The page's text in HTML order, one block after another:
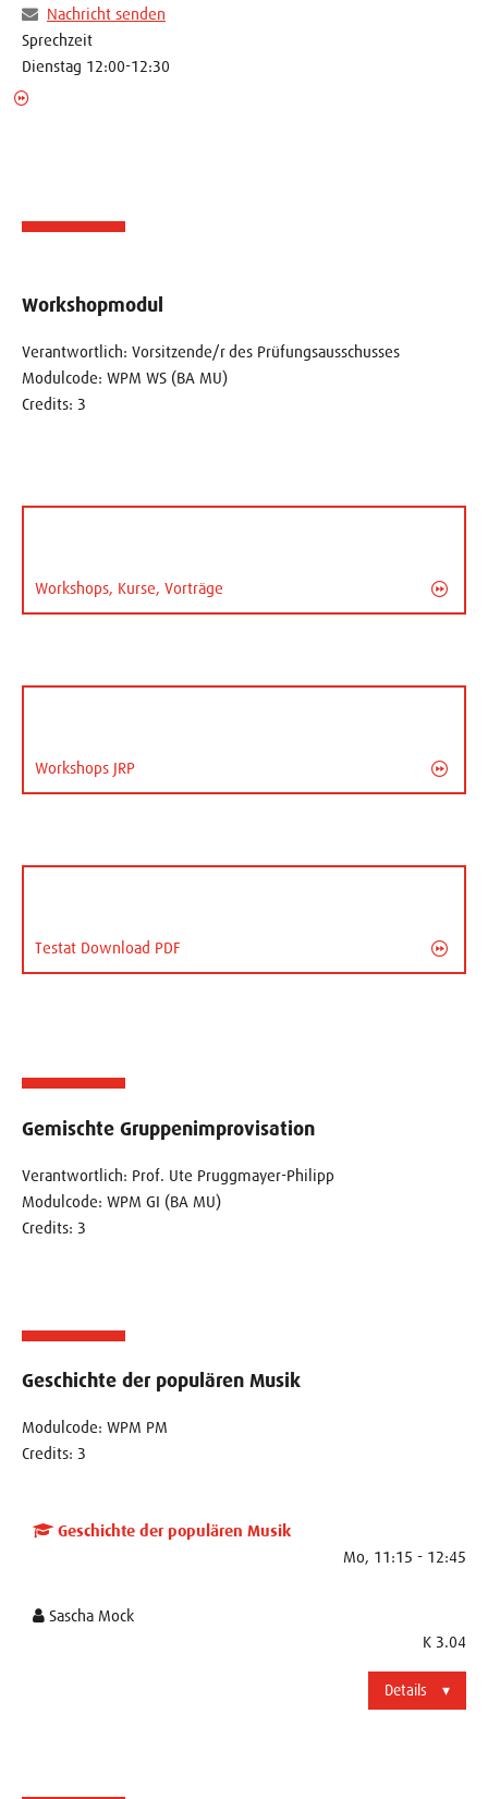
Nachricht senden
Sprechzeit
Dienstag 12:00-12:30
Workshopmodul
Verantwortlich: Vorsitzende/r des Prüfungsausschusses
Modulcode: WPM WS (BA MU)
Credits: 3
Workshops, Kurse, Vorträge
Workshops JRP
Testat Download PDF
Gemischte Gruppenimprovisation
Verantwortlich: Prof. Ute Pruggmayer-Philipp
Modulcode: WPM GI (BA MU)
Credits: 3
Geschichte der populären Musik
Modulcode: WPM PM
Credits: 3
Geschichte der populären Musik
Mo, 11:15 - 12:45
Sascha Mock
K 3.04
Details